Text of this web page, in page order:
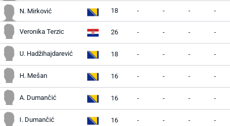
N. Mirković 18 - - - -
Veronika Terzic 26 - - - -
U. Hadžihajdarević 18 - - - -
H. Mešan 16 - - - -
A. Dumančić 16 - - - -
I. Dumančić 16 - - - -